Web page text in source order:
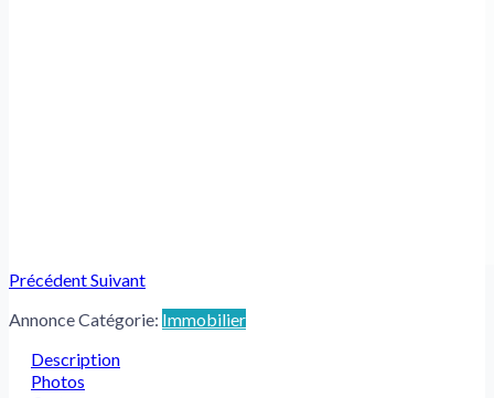
PrécédentSuivant
Annonce Catégorie: Immobilier
Description
Photos